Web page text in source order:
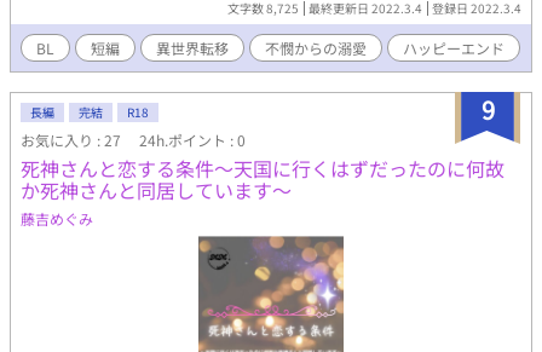
からは溺愛 ムーンさんからの転載です
文字数 8,725 最終更新日 2022.3.4 登録日 2022.3.4
BL 短編 異世界転移 不憫からの溺愛 ハッピーエンド
9
長編 完結 R18
お気に入り : 27 24h.ポイント : 0
死神さんと恋する条件～天国に行くはずだったのに何故
か死神さんと同居しています～
藤吉めぐみ